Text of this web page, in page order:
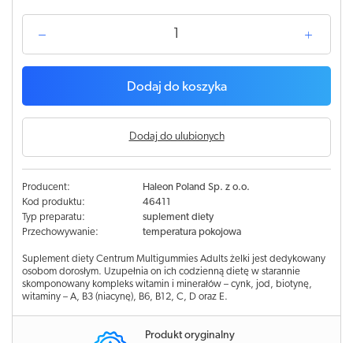
Dodaj do koszyka
Dodaj do ulubionych
Producent:
Haleon Poland Sp. z o.o.
Kod produktu:
46411
Typ preparatu:
suplement diety
Przechowywanie:
temperatura pokojowa
Suplement diety Centrum Multigummies Adults żelki jest dedykowany
osobom dorosłym. Uzupełnia on ich codzienną dietę w starannie
skomponowany kompleks witamin i minerałów – cynk, jod, biotynę,
witaminy – A, B3 (niacynę), B6, B12, C, D oraz E.
Produkt oryginalny